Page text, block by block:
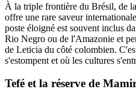
À la triple frontière du Brésil, de
offre une rare saveur
poste éloigné est souvent inclus
Rio Negro ou de l'Amazonie et
de Leticia du côté colombien.
s'estompent et où les cultures
Tefé et la réserve de